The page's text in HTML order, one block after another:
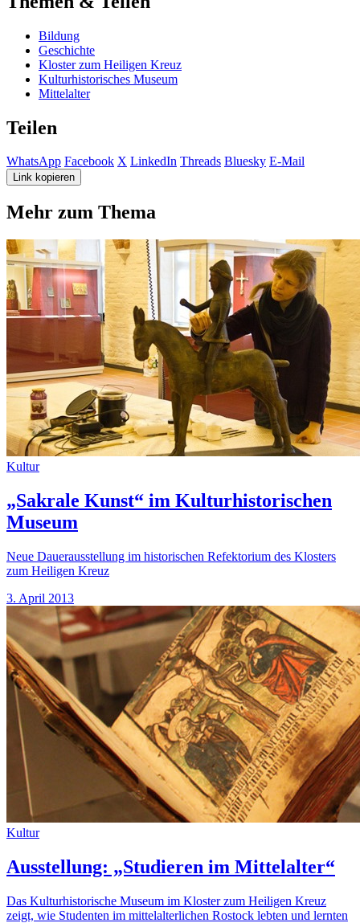
Bildung
Geschichte
Kloster zum Heiligen Kreuz
Kulturhistorisches Museum
Mittelalter
Teilen
WhatsApp Facebook X LinkedIn Threads Bluesky E-Mail
Link kopieren
Mehr zum Thema
Kultur
„Sakrale Kunst“ im Kulturhistorischen
Museum
Neue Dauerausstellung im historischen Refektorium des Klosters
zum Heiligen Kreuz
3. April 2013
Kultur
Ausstellung: „Studieren im Mittelalter“
Das Kulturhistorische Museum im Kloster zum Heiligen Kreuz
zeigt, wie Studenten im mittelalterlichen Rostock lebten und lernten